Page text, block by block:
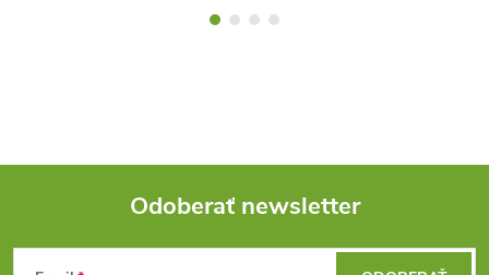
Z
Odoberať newsletter